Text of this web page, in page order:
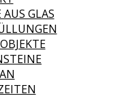
AUS GLAS